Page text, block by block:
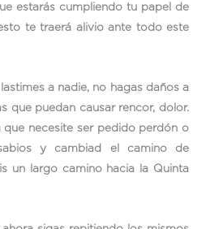
estarás cumpliendo tu papel de
te traerá alivio ante todo este
a nadie, no hagas daños a
que puedan causar rencor, dolor.
necesite ser pedido perdón o
y cambiad el camino de
un largo camino hacia la Quinta